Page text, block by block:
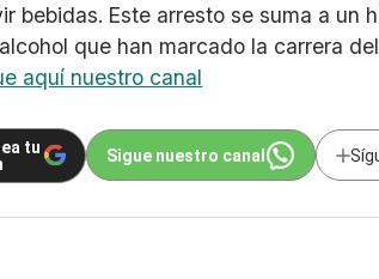
bebidas. Este arresto se suma a un
que han marcado la carrera
aquí nuestro canal
tu
Sigue nuestro canal